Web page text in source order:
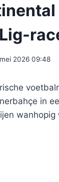
2026 09:48
in
wanhopig